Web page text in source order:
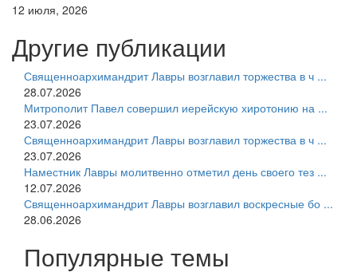
12 июля, 2026
Другие публикации
Священноархимандрит Лавры возглавил торжества в ч ...
28.07.2026
Митрополит Павел совершил иерейскую хиротонию на ...
23.07.2026
Священноархимандрит Лавры возглавил торжества в ч ...
23.07.2026
Наместник Лавры молитвенно отметил день своего тез ...
12.07.2026
Священноархимандрит Лавры возглавил воскресные бо ...
28.06.2026
Популярные темы